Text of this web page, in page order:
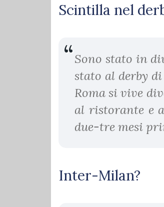
Scintilla nel
Sono stato in
stato al derby
Roma si vive
al ristorante e
due-tre mesi
Inter-Milan?